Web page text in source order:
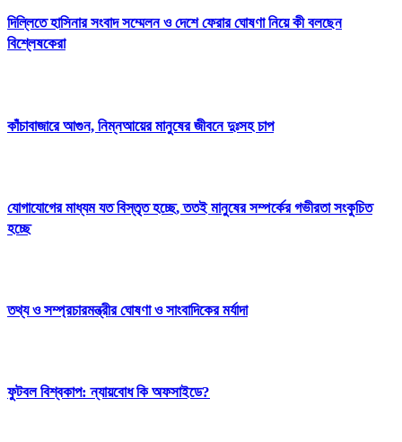
দিল্লিতে হাসিনার সংবাদ সম্মেলন ও দেশে ফেরার ঘোষণা নিয়ে কী বলছেন
বিশ্লেষকেরা
কাঁচাবাজারে আগুন, নিম্নআয়ের মানুষের জীবনে দুঃসহ চাপ
যোগাযোগের মাধ্যম যত বিস্তৃত হচ্ছে, ততই মানুষের সম্পর্কের গভীরতা সংকুচিত
হচ্ছে
​তথ্য ও সম্প্রচারমন্ত্রীর ঘোষণা ও সাংবাদিকের মর্যাদা
ফুটবল বিশ্বকাপ: ন্যায়বোধ কি অফসাইডে?